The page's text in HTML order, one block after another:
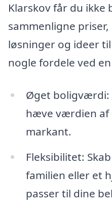
Klarskov får du ikke
sammenligne
løsninger og ideer
nogle fordele ved
Øget boligværdi:
hæve værdien af
markant.
Fleksibilitet:
familien eller et
passer til dine